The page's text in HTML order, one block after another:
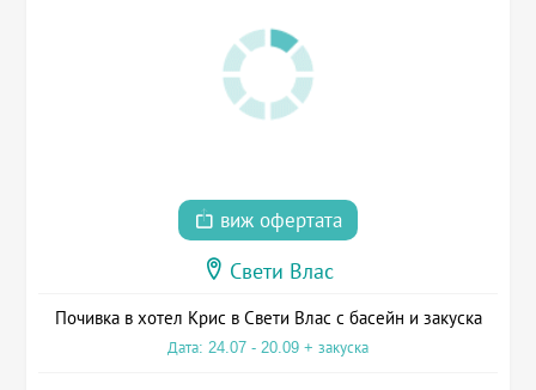
виж офертата
Свети Влас
Почивка в хотел Крис в Свети Влас с басейн и закуска
Дата: 24.07 - 20.09 + закуска